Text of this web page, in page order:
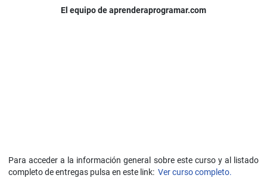
El equipo de aprenderaprogramar.com
Para acceder a la información general sobre este curso y al listado
completo de entregas pulsa en este link: Ver curso completo.